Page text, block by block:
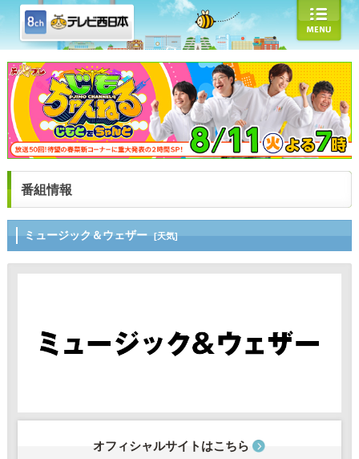
番組情報
ミュージック＆ウェザー [天気]
オフィシャルサイトはこちら